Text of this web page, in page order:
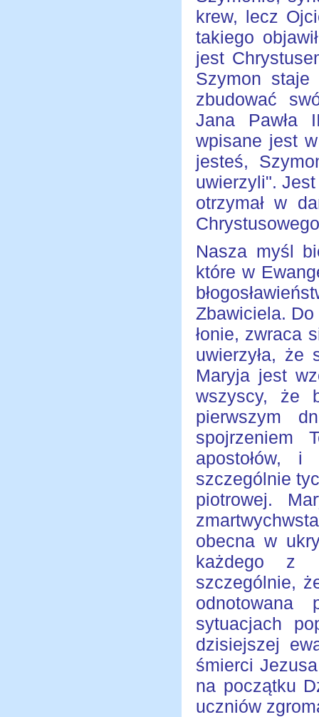
krew, lecz
takiego
jest
Szymon
zbudować
Jana Pawła
wpisane jest w
jesteś,
uwierzyli". Jest
otrzymał w
Nasza myśl
które w
Zbawiciela.
łonie, zwraca
uwierzyła, że
Maryja jest
wszyscy, że
pierwszym
spojrzeniem
apostołów,
szczególnie
piotrowej.
obecna w
każdego z
szczególnie,
sytuacjach
dzisiejszej
śmierci
na początku
uczniów